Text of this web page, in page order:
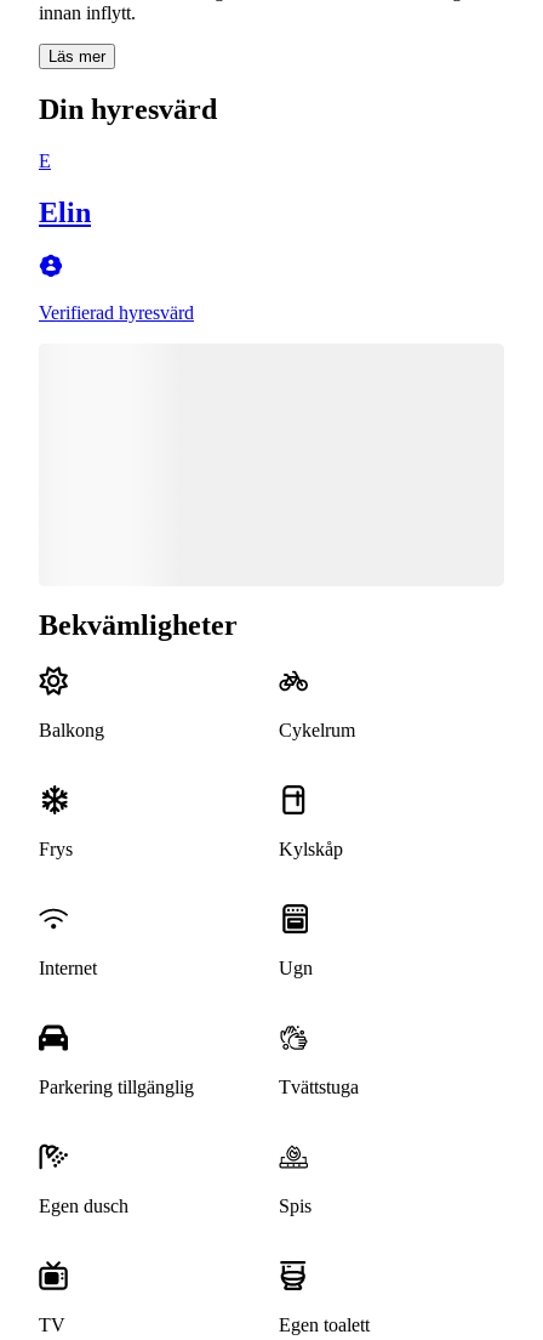
innan inflytt.
Läs mer
Din hyresvärd
E
Elin
Verifierad hyresvärd
Bekvämligheter
Balkong Cykelrum
Frys Kylskåp
Internet Ugn
Parkering tillgänglig Tvättstuga
Egen dusch Spis
TV Egen toalett